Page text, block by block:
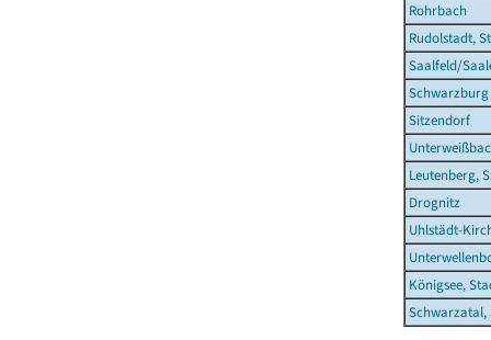
Rohrbach
Rudolstadt,
Saalfeld/
Schwarzburg
Sitzendorf
Leutenberg,
Drognitz
Uhlstädt-
Königsee,
Schwarzatal,